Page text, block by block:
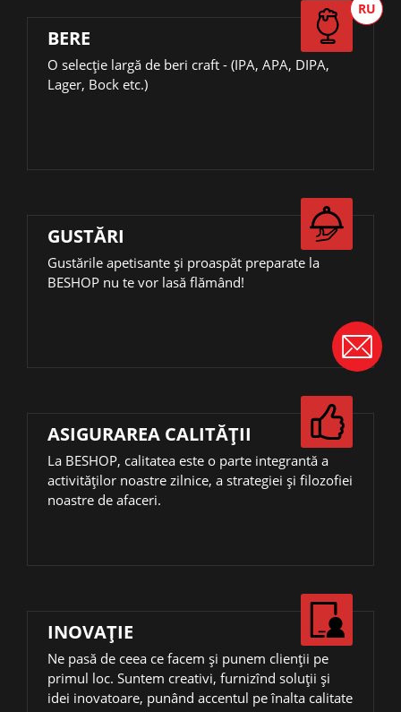
BERE
О selecție largă de beri craft - (IPA, APA, DIPA,
Lager, Bock etc.)
GUSTĂRI
Gustările apetisante și proaspăt preparate la
BESHOP nu te vor lasă flămând!
ASIGURAREA CALITĂȚII
La BESHOP, calitatea este o parte integrantă a
activităţilor noastre zilnice, a strategiei și filozofiei
noastre de afaceri.
INOVAŢIE
Ne pasă de ceea ce facem și punem clienții pe
primul loc. Suntem creativi, furnizînd soluții și
idei inovatoare, punând accentul pe înalta calitate